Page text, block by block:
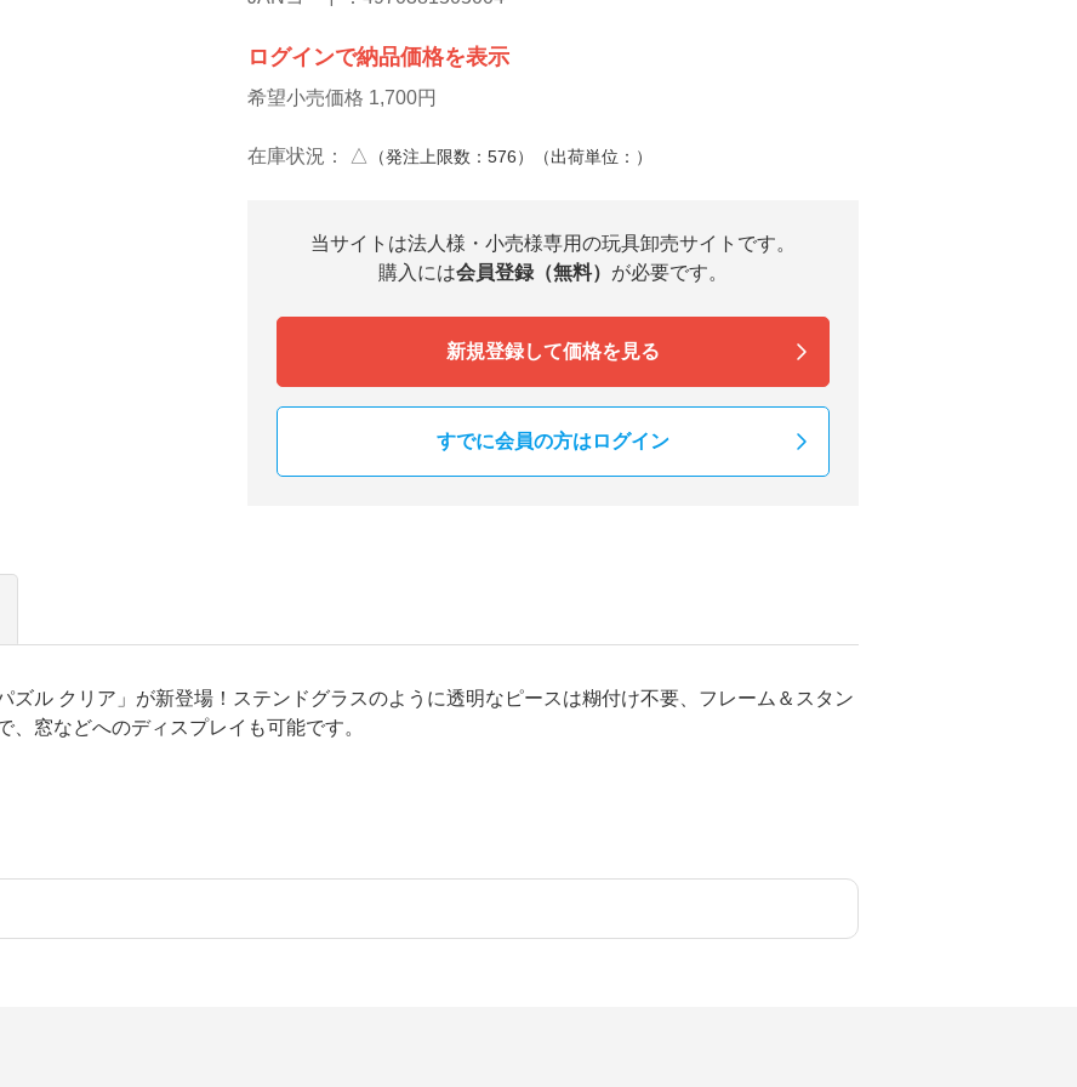
ログインで納品価格を表示
希望小売価格 1,700円
在庫状況： △ （発注上限数：576）（出荷単位：）
当サイトは法人様・小売様専用の玩具卸売サイトです。
購入には会員登録（無料） が必要です。
新規登録して価格を見る
すでに会員の方はログイン
ズル クリア」が新登場！ステンドグラスのように透明なピースは糊付け不要、フレーム＆スタン
、窓などへのディスプレイも可能です。